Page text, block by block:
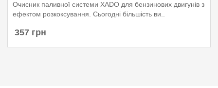
Очисник паливної системи XADO для бензинових двигунів з
ефектом розкоксування. Сьогодні більшість ви..
357 грн